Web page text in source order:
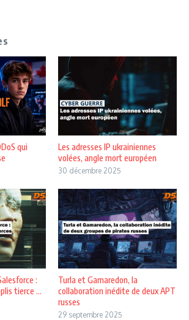
qui
Les adresses IP ukrainiennes
volées, angle mort européen
30 décembre 2025
:
tierce ...
Turla et Gamaredon, la
collaboration inédite de deux APT
russes
29 septembre 2025